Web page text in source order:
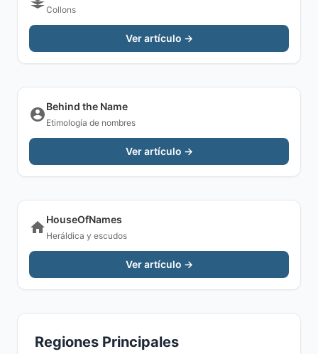
Collons
Ver artículo →
Behind the Name
Etimología de nombres
Ver artículo →
HouseOfNames
Heráldica y escudos
Ver artículo →
Regiones Principales